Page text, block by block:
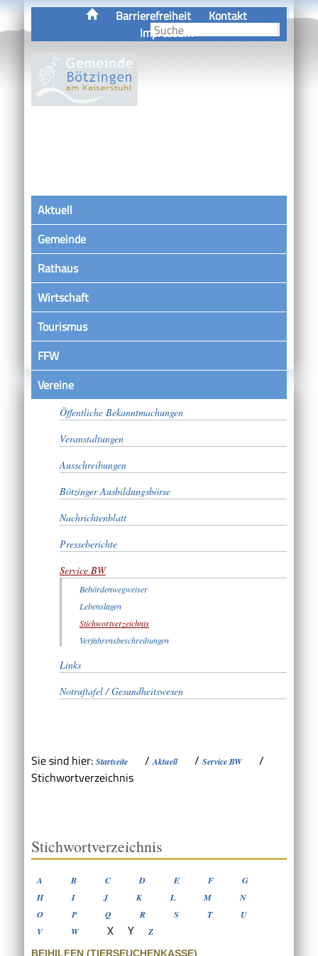
Barrierefreiheit
Kontakt
Impressum
Aktuell
Gemeinde
Rathaus
Wirtschaft
Tourismus
FFW
VereineSatzungen
Öffentliche Bekanntmachungen
Veranstaltungen
Ausschreibungen
Bötzinger Ausbildungsbörse
Nachrichtenblatt
Presseberichte
Service BW
Behördenwegweiser
Lebenslagen
Stichwortverzeichnis
Verfahrensbeschreibungen
Links
Notruftafel / Gesundheitswesen
Sie sind hier: Startseite /Aktuell / Service BW
/
Stichwortverzeichnis
Stichwortverzeichnis
A B C D E F
G
H
I J K L M
N
O
P Q R S T
U
V
W X Y Z
BEIHILFEN (TIERSEUCHENKASSE)